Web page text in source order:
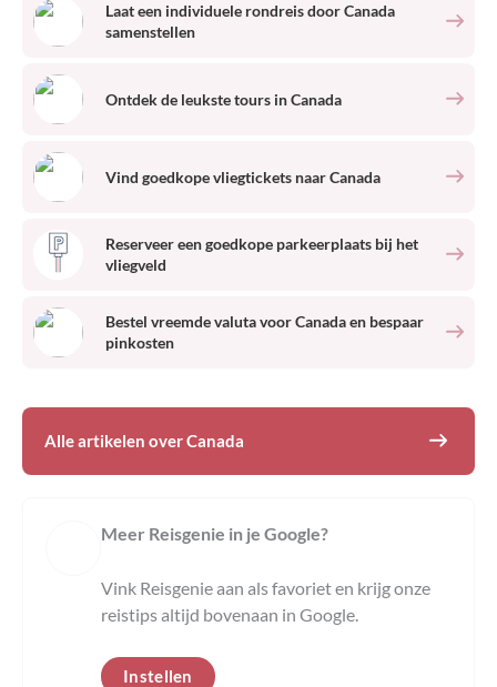
Laat een individuele rondreis doorCanada
samenstellen
Ontdek de leukste tours inCanada
Vind goedkope vliegtickets naarCanada
Reserveer een goedkope parkeerplaats bij het
vliegveld
Bestel vreemde valuta voorCanadaen bespaar
pinkosten
Alle artikelen overCanada
Meer Reisgenie in je Google?
Vink Reisgenie aan als favoriet en krijg onze
reistips altijd bovenaan in Google.
Instellen